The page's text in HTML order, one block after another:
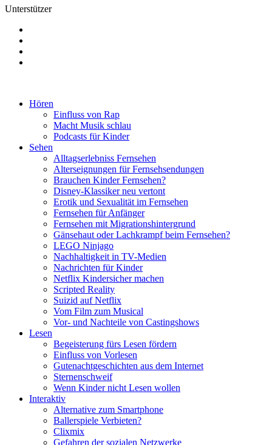
Unterstützer
Hören
Einfluss von Rap
Macht Musik schlau
Podcasts für Kinder
Sehen
Alltagserlebniss Fernsehen
Alterseignungen für Fernsehsendungen
Brauchen Kinder Fernsehen?
Disney-Klassiker neu vertont
Erotik und Sexualität im Fernsehen
Fernsehen für Anfänger
Fernsehen mit Migrationshintergrund
Gänsehaut oder Lachkrampf beim Fernsehen?
LEGO Ninjago
Nachhaltigkeit in TV-Medien
Nachrichten für Kinder
Netflix Kindersicher machen
Scripted Reality
Suizid auf Netflix
Vom Film zum Musical
Vor- und Nachteile von Castingshows
Lesen
Begeisterung fürs Lesen fördern
Einfluss von Vorlesen
Gutenachtgeschichten aus dem Internet
Sternenschweif
Wenn Kinder nicht Lesen wollen
Interaktiv
Alternative zum Smartphone
Ballerspiele Verbieten?
Clixmix
Gefahren der sozialen Netzwerke